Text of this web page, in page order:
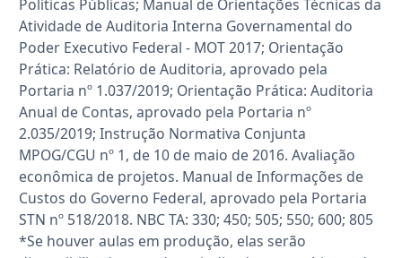
Políticas Públicas; Manual de Orientações Técnicas da
Atividade de Auditoria Interna Governamental do
Poder Executivo Federal - MOT 2017; Orientação
Prática: Relatório de Auditoria, aprovado pela
Portaria nº 1.037/2019; Orientação Prática: Auditoria
Anual de Contas, aprovado pela Portaria nº
2.035/2019; Instrução Normativa Conjunta
MPOG/CGU nº 1, de 10 de maio de 2016. Avaliação
econômica de projetos. Manual de Informações de
Custos do Governo Federal, aprovado pela Portaria
STN nº 518/2018. NBC TA: 330; 450; 505; 550; 600; 805
*Se houver aulas em produção, elas serão